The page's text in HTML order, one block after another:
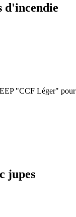
d'incendie
"CCF Léger" pour
jupes